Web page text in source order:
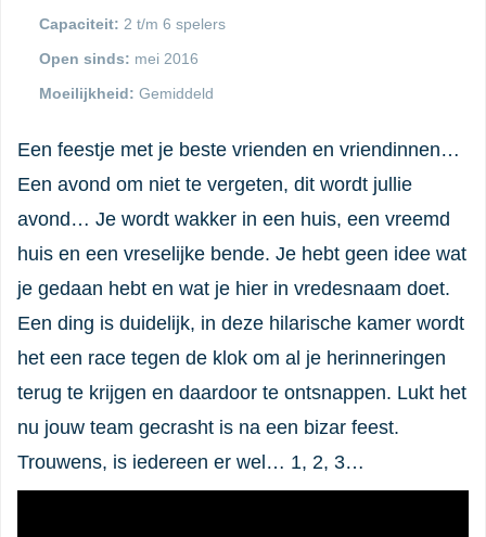
Capaciteit: 2 t/m 6 spelers
Open sinds: mei 2016
Moeilijkheid: Gemiddeld
Een feestje met je beste vrienden en vriendinnen…
Een avond om niet te vergeten, dit wordt jullie
avond… Je wordt wakker in een huis, een vreemd
huis en een vreselijke bende. Je hebt geen idee wat
je gedaan hebt en wat je hier in vredesnaam doet.
Een ding is duidelijk, in deze hilarische kamer wordt
het een race tegen de klok om al je herinneringen
terug te krijgen en daardoor te ontsnappen. Lukt het
nu jouw team gecrasht is na een bizar feest.
Trouwens, is iedereen er wel… 1, 2, 3…